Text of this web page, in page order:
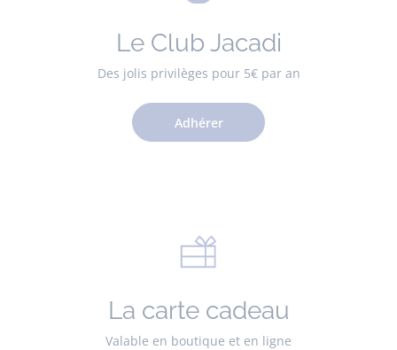
Le Club Jacadi
Des jolis privilèges pour 5€ par an
Adhérer
La carte cadeau
Valable en boutique et en ligne